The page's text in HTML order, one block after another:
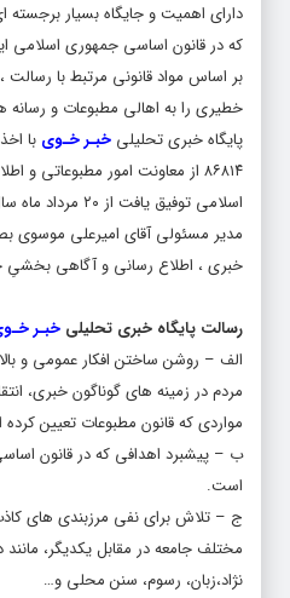
که در قانون اساسی جمهوری اسلامی
بر اساس مواد قانونی مرتبط با
خطیری را به اهالی مطبوعات و رسانه
پایگاه خبری تحلیلیخبـر خـویبا
۸۶۸۱۴ از معاونت امور مطبوعاتی و
مدیر مسئولی آقای امیرعلی موسوی
خبری ، اطلاع رسانی و آگاهی بخشیِ
‌الف – روشن ساختن افکار عمومی و
مردم در زمینه های گوناگون خبری،
مواردی که قانون مطبوعات تعیین
ب – پیشبرد اهدافی که در قانون
است.
ج – تلاش برای نفی مرزبندی های کاذب
مختلف جامعه در مقابل یکدیگر،
نژاد،‌زبان، رسوم، سنن محلی و…
‌د – مبارزه با مظاهر فرهنگ استعماری